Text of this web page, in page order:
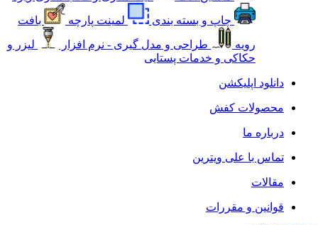
چاپ و بسته بندی
لمینت پارچه
بافت
رویه
طراحی و مدل گیری - نرم افزار
لیزر و
حکاکی و خدمات پستایی
دانلود اپلیکشن
محصولات کفش
درباره ما
تماس با علی ویترین
مقالات
قوانین و مقررات